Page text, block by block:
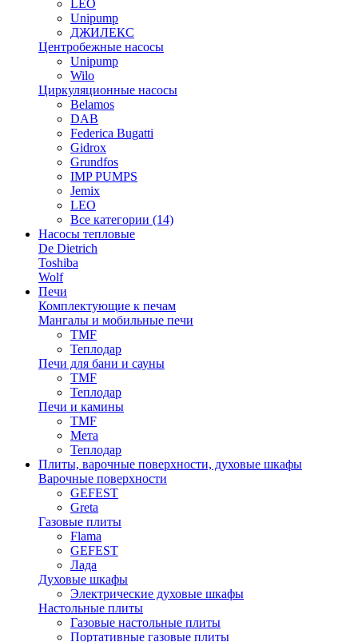
LEO
Unipump
ДЖИЛЕКС
Центробежные насосы
Unipump
Wilo
Циркуляционные насосы
Belamos
DAB
Federica Bugatti
Gidrox
Grundfos
IMP PUMPS
Jemix
LEO
Все категории (14)
Насосы тепловые
De Dietrich
Toshiba
Wolf
Печи
Комплектующие к печам
Мангалы и мобильные печи
TMF
Теплодар
Печи для бани и сауны
TMF
Теплодар
Печи и камины
TMF
Мета
Теплодар
Плиты, варочные поверхности, духовые шкафы
Варочные поверхности
GEFEST
Greta
Газовые плиты
Flama
GEFEST
Лада
Духовые шкафы
Электрические духовые шкафы
Настольные плиты
Газовые настольные плиты
Портативные газовые плиты